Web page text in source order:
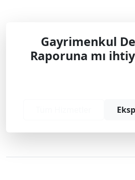
Gayrimenkul
Raporuna mı